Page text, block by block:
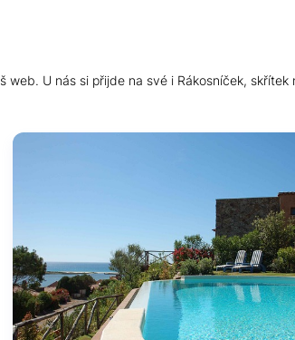
U nás si přijde na své i Rákosníček,